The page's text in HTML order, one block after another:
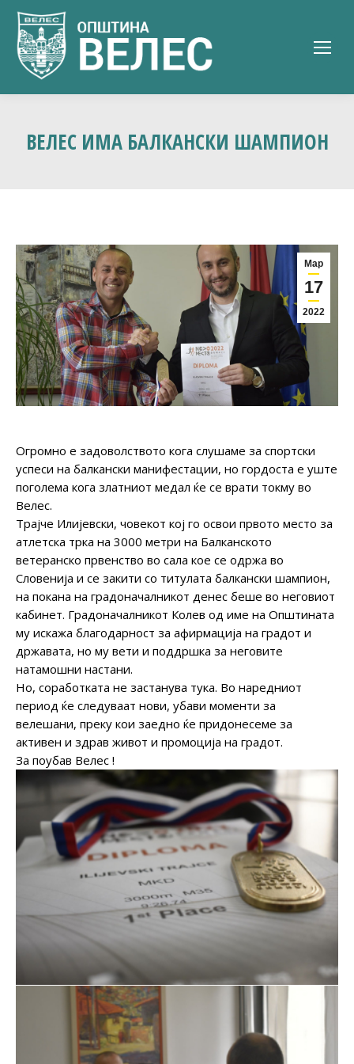
ВЕЛЕС ИМА БАЛКАНСКИ ШАМПИОН
Мар
17
2022
Огромно е задоволството кога слушаме за спортски
успеси на балкански манифестации, но гордоста е уште
поголема кога златниот медал ќе се врати токму во
Велес.
Трајче Илијевски, човекот кој го освои првото место за
атлетска трка на 3000 метри на Балканското
ветеранско првенство во сала кое се одржа во
Словенија и се закити со титулата балкански шампион,
на покана на градоначалникот денес беше во неговиот
кабинет. Градоначалникот Колев од име на Општината
му искажа благодарност за афирмација на градот и
државата, но му вети и поддршка за неговите
натамошни настани.
Но, соработката не застанува тука. Во наредниот
период ќе следуваат нови, убави моменти за
велешани, преку кои заедно ќе придонесеме за
активен и здрав живот и промоција на градот.
За поубав Велес !